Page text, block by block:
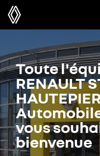
Toute
RENAULT
vous
bienvenue